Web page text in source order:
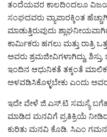
ತಂದೆಯವರ ಕಾಲದಿಂದಲೂ
ಸಂಘದವರು ವ್ಯಾಪಾರಕ್ಕಿಂತ
ಮಾಡುತ್ತಿರುವುದು
ಕಾರ್ಮಿಕರು ಹಗಲು ಮತ್ತು ರಾತ್ರಿ
ಅವರು ಶ್ರಮಜೀವಿಗಳಾಗಿದ್ದು,
ಇಂದಿನ ಆಧುನಿಕತೆ ತಕ್ಕಂತೆ
ಅಳವಡಿಸಿಕೊಳ್ಳಬೇಕು ಎಂದು
ಇದೇ ವೇಳೆ ಜಿ.ಎಸ್.ಟಿ ಸಮಸ್ಯೆ
ಮಾಡಿದ ಮನವಿಗೆ ಪ್ರತಿಕ್ರಿಯೆ
ಕುರಿತು ಮನವಿ ಕೊಡಿ. ಸಿಎಂ